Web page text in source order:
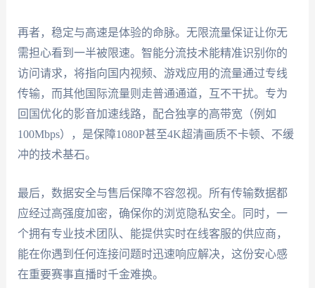
再者，稳定与高速是体验的命脉。无限流量保证让你无
需担心看到一半被限速。智能分流技术能精准识别你的
访问请求，将指向国内视频、游戏应用的流量通过专线
传输，而其他国际流量则走普通通道，互不干扰。专为
回国优化的影音加速线路，配合独享的高带宽（例如
100Mbps），是保障1080P甚至4K超清画质不卡顿、不缓
冲的技术基石。
最后，数据安全与售后保障不容忽视。所有传输数据都
应经过高强度加密，确保你的浏览隐私安全。同时，一
个拥有专业技术团队、能提供实时在线客服的供应商，
能在你遇到任何连接问题时迅速响应解决，这份安心感
在重要赛事直播时千金难换。